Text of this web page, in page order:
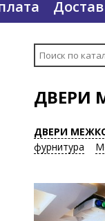
ДВЕРИ
ДВЕРИ
фурнитура